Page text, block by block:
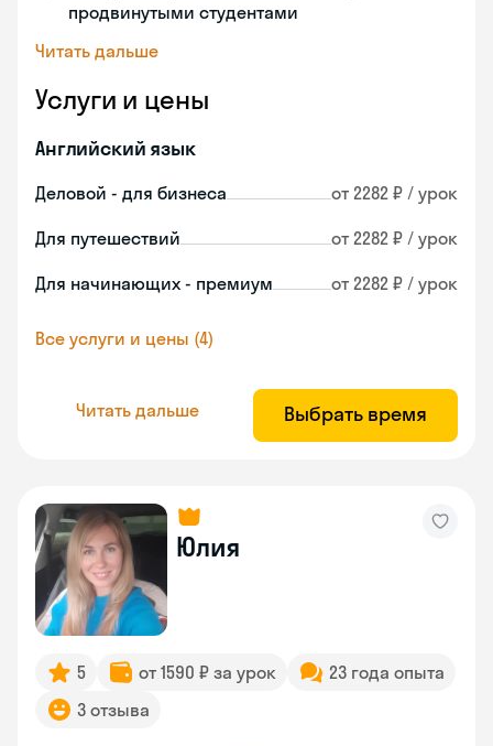
продвинутыми студентами
Читать дальше
Услуги и цены
Английский язык
Деловой - для бизнеса от 2282 ₽ / урок
Для путешествий от 2282 ₽ / урок
Для начинающих - премиум от 2282 ₽ / урок
Все услуги и цены (4)
Читать дальше Выбрать время
Юлия
5 от 1590 ₽ за урок
23 года опыта
3 отзыва